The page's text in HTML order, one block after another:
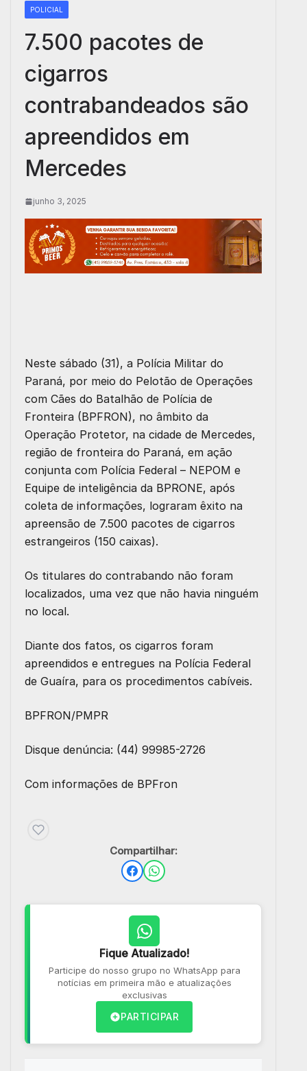
POLICIAL
7.500 pacotes de
cigarros
contrabandeados são
apreendidos em
Mercedes
junho 3, 2025
Neste sábado (31), a Polícia Militar do
Paraná, por meio do Pelotão de Operações
com Cães do Batalhão de Polícia de
Fronteira (BPFRON), no âmbito da
Operação Protetor, na cidade de Mercedes,
região de fronteira do Paraná, em ação
conjunta com Polícia Federal – NEPOM e
Equipe de inteligência da BPRONE, após
coleta de informações, lograram êxito na
apreensão de 7.500 pacotes de cigarros
estrangeiros (150 caixas).
Os titulares do contrabando não foram
localizados, uma vez que não havia ninguém
no local.
Diante dos fatos, os cigarros foram
apreendidos e entregues na Polícia Federal
de Guaíra, para os procedimentos cabíveis.
BPFRON/PMPR
Disque denúncia: (44) 99985-2726
Com informações de BPFron
Compartilhar:
Fique Atualizado!
Participe do nosso grupo no WhatsApp para
notícias em primeira mão e atualizações
exclusivas
PARTICIPAR